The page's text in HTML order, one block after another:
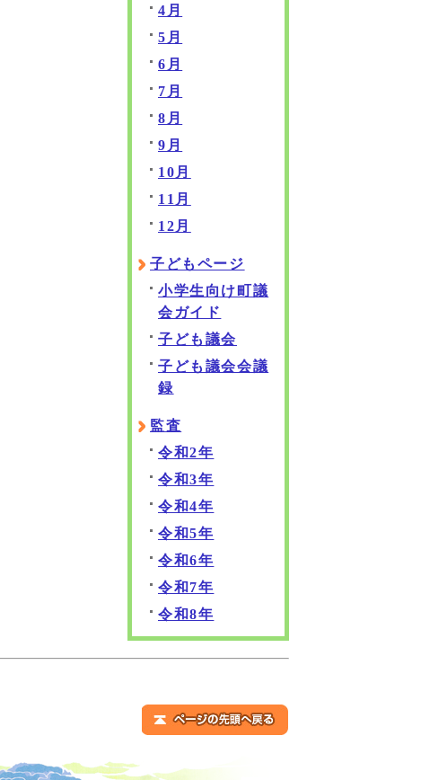
4月
5月
6月
7月
8月
9月
10月
11月
12月
子どもページ
小学生向け町議
会ガイド
子ども議会
子ども議会会議
録
監査
令和2年
令和3年
令和4年
令和5年
令和6年
令和7年
令和8年